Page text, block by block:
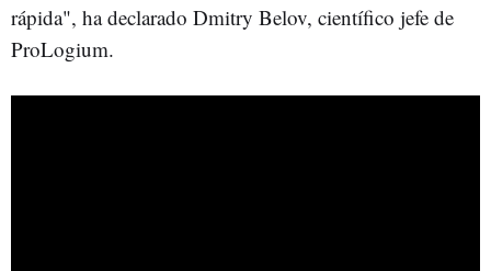
rápida", ha declarado Dmitry Belov, científico jefe de
ProLogium.